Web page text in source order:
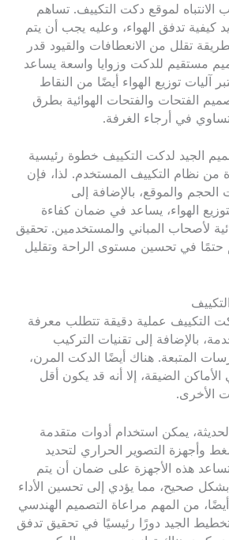
الانتباه لموقع دكت التكييف. تساهم
كيفية تدفق الهواء، وعليه يجب أن يتم
تقلل من الانعطافات والقيود قدر
مستقيم للدكت وزوايا واسعة يساعد
آليات توزيع الهواء أيضًا من النقاط
الفتحات والفتحات الهوائية بطرق
في أرجاء الغرفة.
الجيد لدكت التكييف خطوة رئيسية
من نظام التكييف المستخدم. لذا، فإن
الحجم والموقع، بالإضافة إلى
الهواء، يساعد في ضمان كفاءة
لأصحاب المباني والمستخدمين. تحقيق
حتمًا في تحسين مستوى الراحة وتقليل
التكييف عملية دقيقة تتطلب معرفة
بالإضافة إلى تقنيات التركيب
المتبعة. هناك أيضًا الدكت المرن،
الضيقة، إلا أنه قد يكون أقل
الأخرى.
يمكن استخدام أدوات متقدمة
وأجهزة التصوير الحراري لتحديد
تساعد هذه الأجهزة على ضمان أن يتم
صحيح، مما يؤدي إلى تحسين الأداء
من المهم مراعاة التصميم الهندسي
الجيد دورًا رئيسيًا في تحقيق تدفق